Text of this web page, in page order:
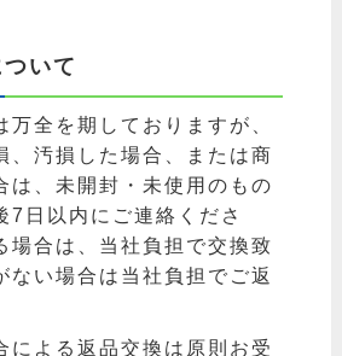
いて
万全を期しておりますが、
、汚損した場合、または商
は、未開封・未使用のもの
7日以内にご連絡くださ
場合は、当社負担で交換致
ない場合は当社負担でご返
による返品交換は原則お受